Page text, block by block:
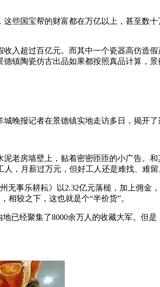
些国宝帮的财富都在万亿以上，甚至数
收入超过百亿元。而其中一个瓷器高仿
镇陶瓷仿古出品如果都按照真品计算，景
晚报记者在景德镇实地走访多日，揭开了
老房墙壁上，贴着密密匝匝的小广告。
人，月薪过万元，但好工人还是难找、难留
无事乐耕耘》以2.32亿元落槌，加上佣
相较之下，这也就是个“半价货”。
已经聚集了8000余万人的收藏大军。